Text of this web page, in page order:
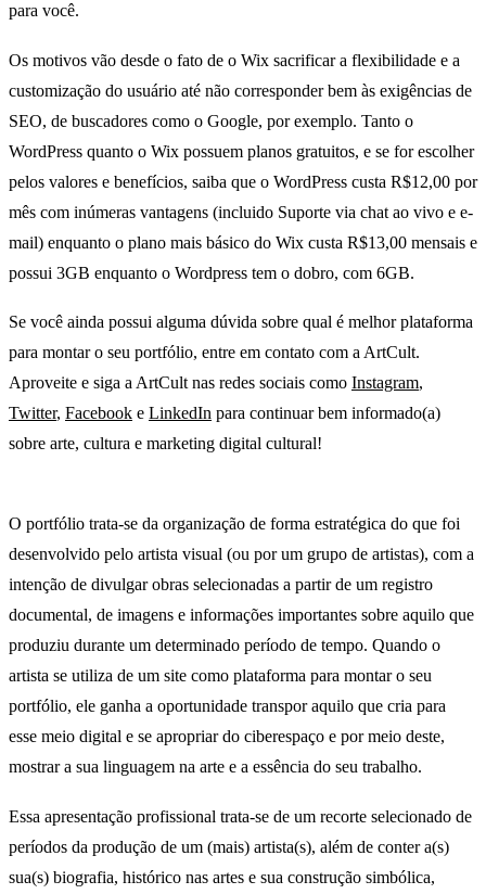
para você.
Os motivos vão desde o fato de o Wix sacrificar a flexibilidade e a
customização do usuário até não corresponder bem às exigências de
SEO, de buscadores como o Google, por exemplo. Tanto o
WordPress quanto o Wix possuem planos gratuitos, e se for escolher
pelos valores e benefícios, saiba que o WordPress custa R$12,00 por
mês com inúmeras vantagens (incluido Suporte via chat ao vivo e e-
mail) enquanto o plano mais básico do Wix custa R$13,00 mensais e
possui 3GB enquanto o Wordpress tem o dobro, com 6GB.
Se você ainda possui alguma dúvida sobre qual é melhor plataforma
para montar o seu portfólio, entre em contato com a ArtCult.
Aproveite e siga a ArtCult nas redes sociais como Instagram,
Twitter, Facebook e LinkedIn para continuar bem informado(a)
sobre arte, cultura e marketing digital cultural!
O portfólio trata-se da organização de forma estratégica do que foi
desenvolvido pelo artista visual (ou por um grupo de artistas), com a
intenção de divulgar obras selecionadas a partir de um registro
documental, de imagens e informações importantes sobre aquilo que
produziu durante um determinado período de tempo. Quando o
artista se utiliza de um site como plataforma para montar o seu
portfólio, ele ganha a oportunidade transpor aquilo que cria para
esse meio digital e se apropriar do ciberespaço e por meio deste,
mostrar a sua linguagem na arte e a essência do seu trabalho.
Essa apresentação profissional trata-se de um recorte selecionado de
períodos da produção de um (mais) artista(s), além de conter a(s)
sua(s) biografia, histórico nas artes e sua construção simbólica,